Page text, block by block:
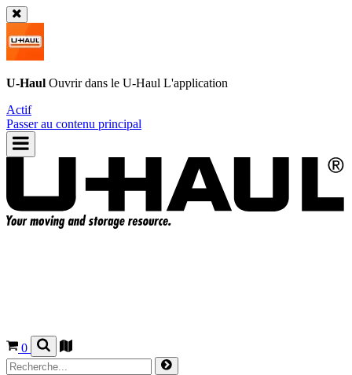
U-Haul Ouvrir dans le U-Haul L'application
Actif
Passer au contenu principal
0